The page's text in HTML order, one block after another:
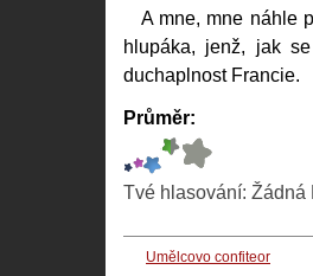
A mne, mne náhle
hlupáka, jenž, jak
duchaplnost Francie.
Průměr:
Tvé hlasování: Žádná
Umělcovo confiteor